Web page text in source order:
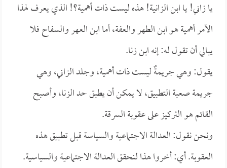
يا زاني! يا ابن الزانية! هذه ليست ذات أهمية؟! الذي يعرف لهذا
الأمر أهمية هو ابن الطهر والعفة، أما ابن العهر والسفاح فلا
يبالي أن تقول له: إنه ابن زنا.
يقول: وهي جريمةٌ ليست ذات أهمية، وجلد الزاني، وهي
جريمة صعبة التطبيق، لا يمكن أن يطبق حد الزنا، وأصبح
القائم هو التركيز على عقوبة السرقة.
ونحن نقول: العدالة الاجتماعية والسياسة قبل تطبيق هذه
العقوبة. أي: أخروا هذا لنحقق العدالة الاجتماعية والسياسية.